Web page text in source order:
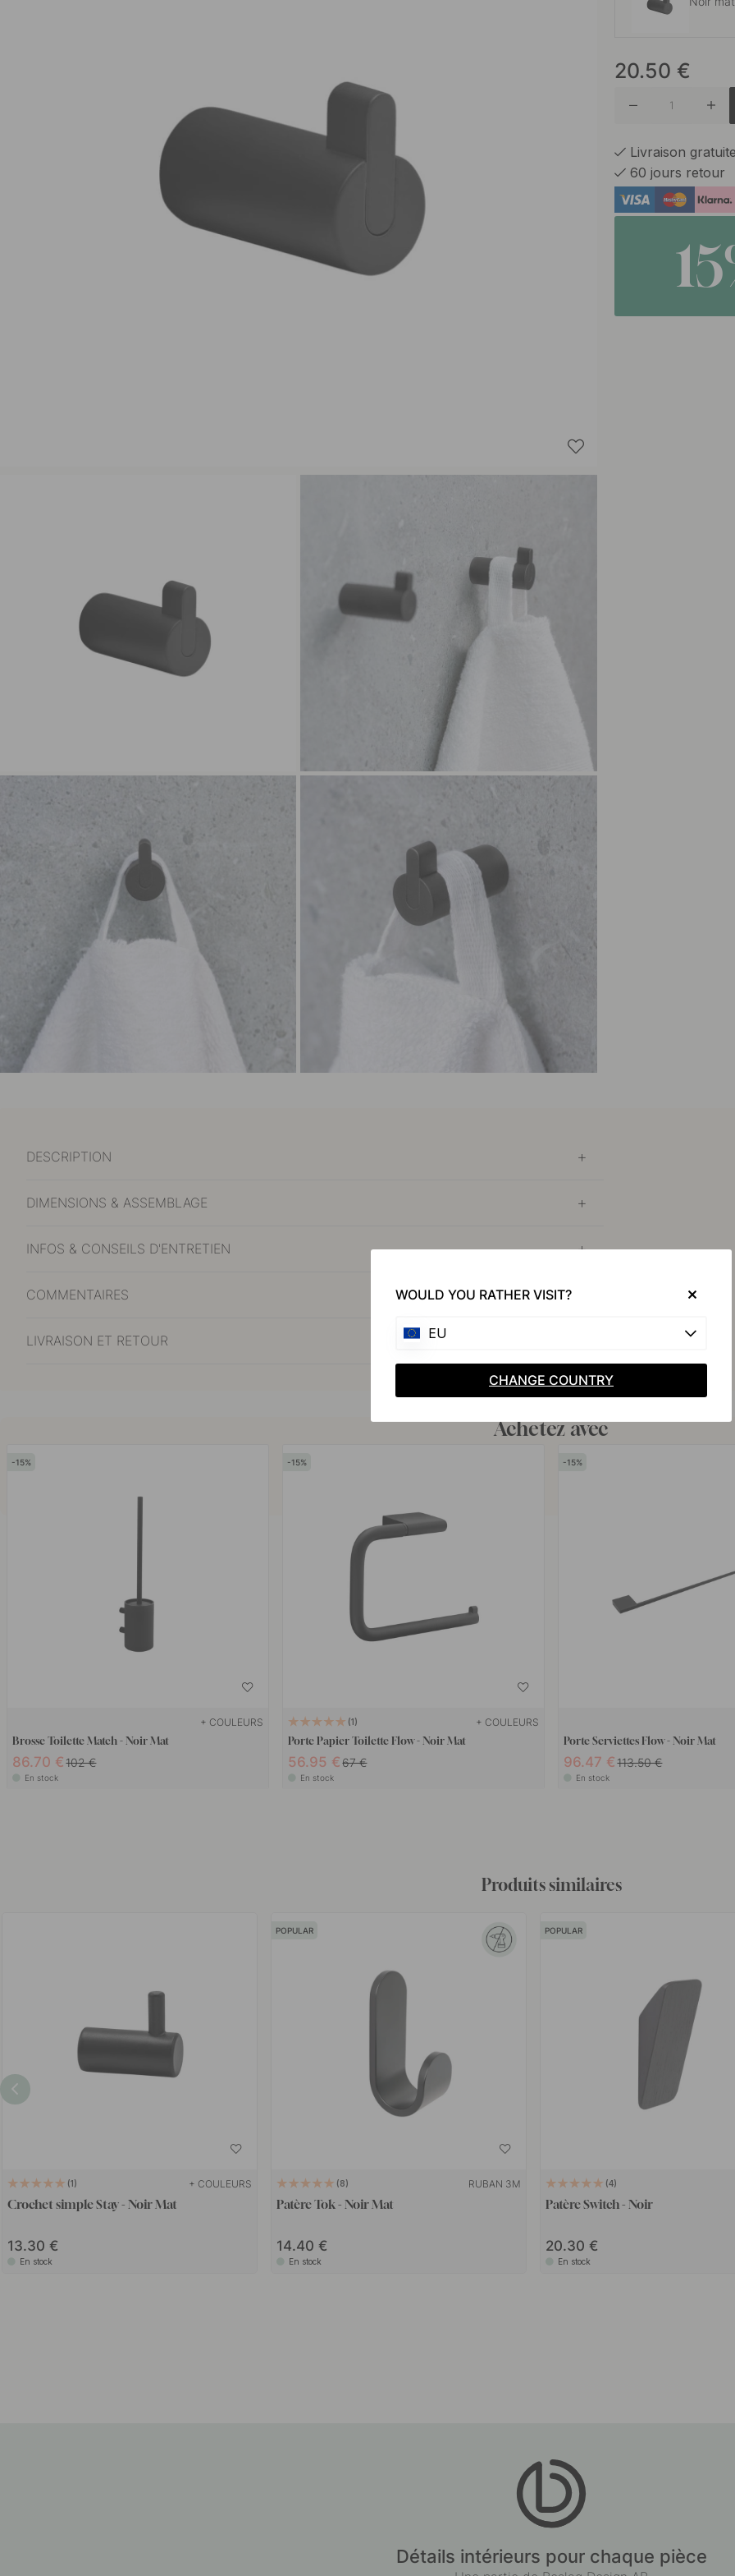
Nickel
20.50 €
Livraison
60 jours retour
DESCRIPTION
DIMENSIONS & ASSEMBLAGE
INFOS & CONSEILS D'ENTRETIEN
COMMENTAIRES
LIVRAISON ET RETOUR
Achetez avec
15
+ COULEURS
Brosse Toilette Match - Noir Mat
86.70 € 102 €
En stock
15
1 + COULEURS
Porte Papier Toilette Flow - Noir Mat
56.95 € 67 €
En stock
15
Porte Serviettes Flow - Noir Mat
96.47 € 113.50 €
En stock
Produits similaires
1 + COULEURS
Crochet simple Stay - Noir Mat
13.30
En stock
POPULAR
8 RUBAN 3M
Patère Tok - Noir Mat
14.40
En stock
POPULAR
4
Patère Switch - Noir
20.30
En stock
Détails intérieurs pour chaque pièce
WOULD YOU RATHER VISIT?
EU
CHANGE COUNTRY